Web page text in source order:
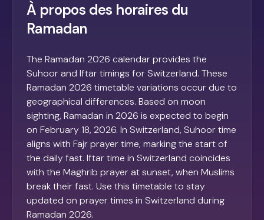
À propos des horaires du
Ramadan
The Ramadan 2026 calendar provides the
Suhoor and Iftar timings for Switzerland. These
Ramadan 2026 timetable variations occur due to
geographical differences. Based on moon
sighting, Ramadan in 2026 is expected to begin
on February 18, 2026. In Switzerland, Suhoor time
aligns with Fajr prayer time, marking the start of
the daily fast. Iftar time in Switzerland coincides
with the Maghrib prayer at sunset, when Muslims
break their fast. Use this timetable to stay
updated on prayer times in Switzerland during
Ramadan 2026.